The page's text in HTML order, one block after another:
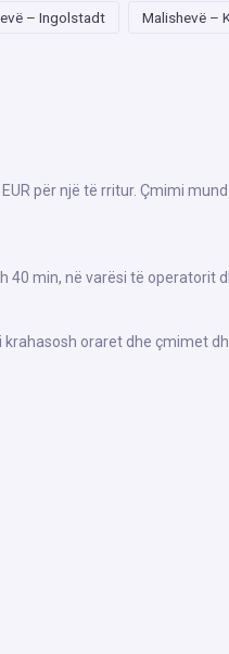
– Ingolstadt Malishevë –
për një të rritur. Çmimi
min, në varësi të operatorit
oraret dhe çmimet